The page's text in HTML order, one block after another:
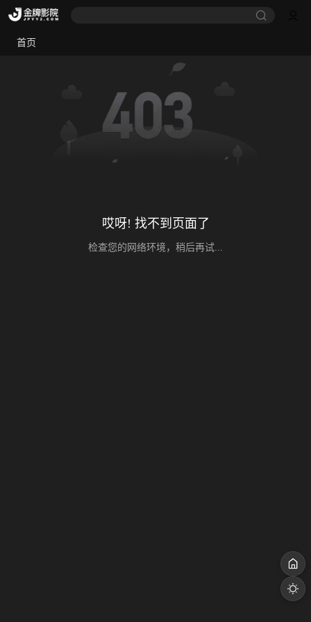
首页
哎呀! 找不到页面了
检查您的网络环境，稍后再试...